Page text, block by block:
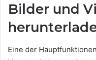
Bilder und
Eine der